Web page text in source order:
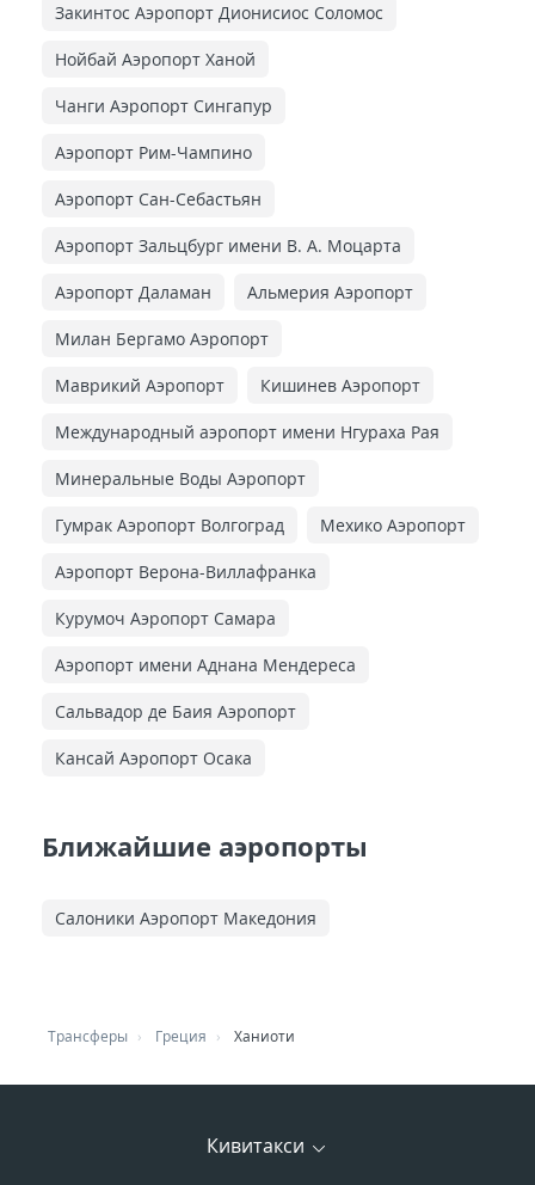
Закинтос Аэропорт Дионисиос Соломос
Нойбай Аэропорт Ханой
Чанги Аэропорт Сингапур
Аэропорт Рим-Чампино
Аэропорт Сан-Себастьян
Аэропорт Зальцбург имени В. А. Моцарта
Аэропорт Даламан Альмерия Аэропорт
Милан Бергамо Аэропорт
Маврикий Аэропорт Кишинев Аэропорт
Международный аэропорт имени Нгураха Рая
Минеральные Воды Аэропорт
Гумрак Аэропорт Волгоград Мехико Аэропорт
Аэропорт Верона-Виллафранка
Курумоч Аэропорт Самара
Аэропорт имени Аднана Мендереса
Сальвадор де Баия Аэропорт
Кансай Аэропорт Осака
Ближайшие аэропорты
Салоники Аэропорт Македония
Трансферы Греция Ханиоти
Кивитакси